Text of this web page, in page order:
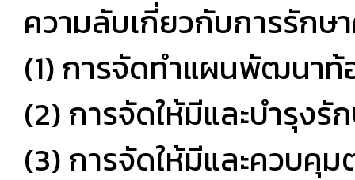
ความลับเกี่ยวกับการรักษ
(1) การจัดทำแผนพัฒนา
(2) การจัดให้มีและบำรุง
(3) การจัดให้มีและควบคุ